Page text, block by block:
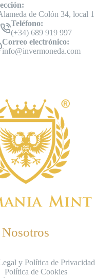
de Colón 34, local 1
Teléfono:
(+34) 689 919 997
Correo electrónico:
info@invermoneda.com
Nosotros
y Política de Privacidad
Política de Cookies